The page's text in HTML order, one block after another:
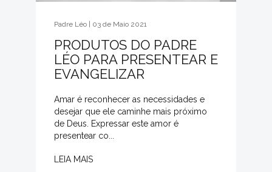
Padre Léo | 03 de Maio 2021
PRODUTOS DO PADRE
LÉO PARA PRESENTEAR E
EVANGELIZAR
Amar é reconhecer as necessidades e
desejar que ele caminhe mais próximo
de Deus. Expressar este amor é
presentear co...
LEIA MAIS